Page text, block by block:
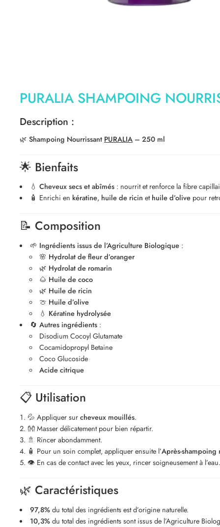
PURALIA SHAMPOING
Description :
🌿 Shampoing Nourrissant PURALIA – 250 ml
🌟 Bienfaits
💧 Cheveux secs et abîmés: nourrit et renforce la fibre
🧴 Enrichi en kératine, huile de ricin ethuile d’olivepour
📝 Composition
🌱 Ingrédients issus de l’Agriculture Biologique:
🌸 Hydrolat de fleur d’oranger
🌿 Hydrolat de romarin
🌰 Huile de coco
🌿 Huile de ricin
🍈 Huile d’olive
💧 Kératine hydrolysée
🔄 Autres ingrédients:
Disodium Cocoyl Glutamate
Cocamidopropyl Betaine
Coco Glucoside
Acide citrique
📋 Utilisation
💦 Appliquer surcheveux mouillés.
👐 Masser délicatement pour bien répartir.
🚿 Rincer abondamment.
🧴 Pour un soin complet, appliquer ensuite l’Après-shampoing
👁️ En cas de contact avec les yeux, rincer soigneusement à l’eau.
🌿 Caractéristiques
97,8%du total des ingrédients est d’origine naturelle.
10,3%du total des ingrédients sont issus de l’Agriculture